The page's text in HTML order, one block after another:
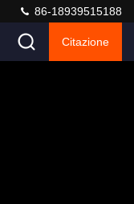
86-18939515188
Citazione